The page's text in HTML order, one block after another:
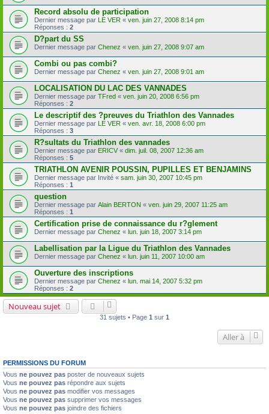
Record absolu de participation
Dernier message par LE VER « ven. juin 27, 2008 8:14 pm
Réponses : 2
D?part du SS
Dernier message par Chenez « ven. juin 27, 2008 9:07 am
Combi ou pas combi?
Dernier message par Chenez « ven. juin 27, 2008 9:01 am
LOCALISATION DU LAC DES VANNADES
Dernier message par TFred « ven. juin 20, 2008 6:56 pm
Réponses : 2
Le descriptif des ?preuves du Triathlon des Vannades
Dernier message par LE VER « ven. avr. 18, 2008 6:00 pm
Réponses : 3
R?sultats du Triathlon des vannades
Dernier message par ERICV « dim. juil. 08, 2007 12:36 am
Réponses : 5
TRIATHLON AVENIR POUSSIN, PUPILLES ET BENJAMINS
Dernier message par Invité « sam. juin 30, 2007 10:45 pm
Réponses : 1
question
Dernier message par Alain BERTON « ven. juin 29, 2007 11:25 am
Réponses : 1
Certification prise de connaissance du r?glement
Dernier message par Chenez « lun. juin 18, 2007 3:14 pm
Labellisation par la Ligue du Triathlon des Vannades
Dernier message par Chenez « lun. juin 11, 2007 10:00 am
Ouverture des inscriptions
Dernier message par Chenez « lun. mai 14, 2007 5:32 pm
Réponses : 2
Nouveau sujet
31 sujets • Page 1 sur 1
Aller à
PERMISSIONS DU FORUM
Vous ne pouvez pas poster de nouveaux sujets
Vous ne pouvez pas répondre aux sujets
Vous ne pouvez pas modifier vos messages
Vous ne pouvez pas supprimer vos messages
Vous ne pouvez pas joindre des fichiers